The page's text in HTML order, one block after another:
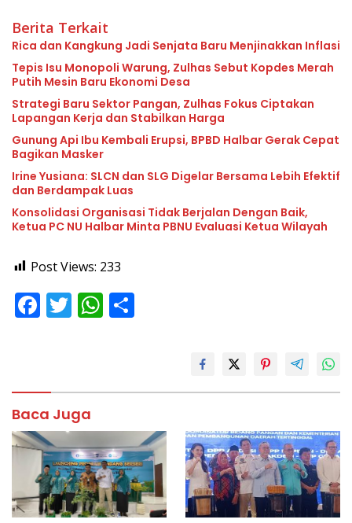
Berita Terkait
Rica dan Kangkung Jadi Senjata Baru Menjinakkan Inflasi
Tepis Isu Monopoli Warung, Zulhas Sebut Kopdes Merah
Putih Mesin Baru Ekonomi Desa
Strategi Baru Sektor Pangan, Zulhas Fokus Ciptakan
Lapangan Kerja dan Stabilkan Harga
Gunung Api Ibu Kembali Erupsi, BPBD Halbar Gerak Cepat
Bagikan Masker
Irine Yusiana: SLCN dan SLG Digelar Bersama Lebih Efektif
dan Berdampak Luas
Konsolidasi Organisasi Tidak Berjalan Dengan Baik,
Ketua PC NU Halbar Minta PBNU Evaluasi Ketua Wilayah
Post Views: 233
F
o
o
k
T W
p
p
Baca Juga